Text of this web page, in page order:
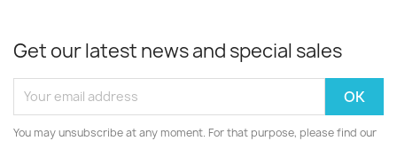
Get our latest news and special sales
You may unsubscribe at any moment. For that purpose, please find our